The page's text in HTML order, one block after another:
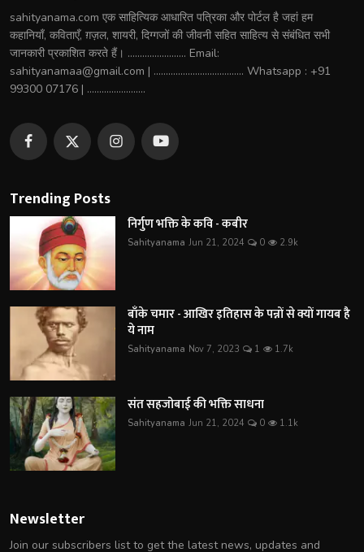
sahityanama.com एक साहित्यिक आधारित पत्रिका और पोर्टल है जहां हम
कहानियाँ, कविताएँ, ग़ज़ल, शायरी, दिग्गजों की जीवनी सहित साहित्य से संबंधित सभी
जानकारी प्रकाशित करते हैं। ........................ Email:
sahityanamaa@gmail.com | ..................................... Whatsapp : +91
99300 07176 | ........................
Trending Posts
निर्गुण भक्ति के कवि - कबीर
Sahityanama Jun 21, 2024 0 2.9k
बाँके चमार - आखिर इतिहास के पन्नों से क्यों गायब है
ये नाम
Sahityanama Nov 7, 2023 1 1.7k
संत सहजोबाई की भक्ति साधना
Sahityanama Jun 21, 2024 0 1.1k
Newsletter
Join our subscribers list to get the latest news, updates and